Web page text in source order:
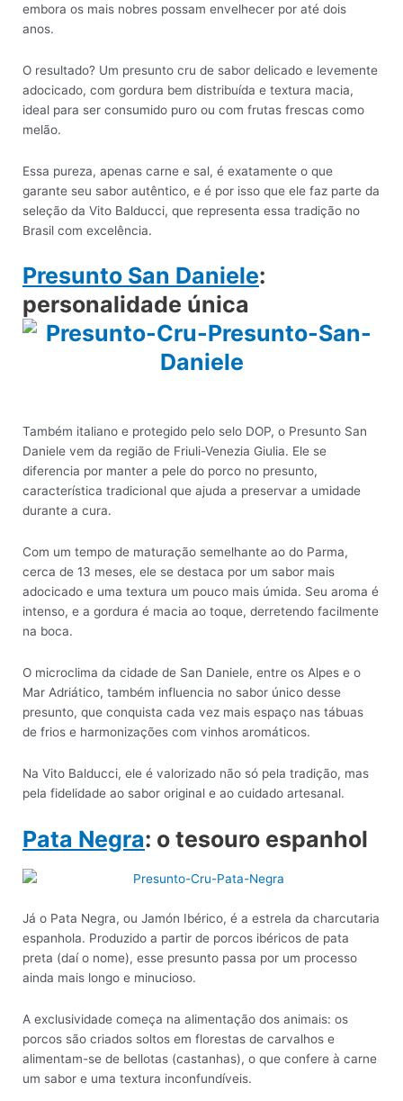
embora os mais nobres possam envelhecer por até dois
anos.
O resultado? Um presunto cru de sabor delicado e levemente
adocicado, com gordura bem distribuída e textura macia,
ideal para ser consumido puro ou com frutas frescas como
melão.
Essa pureza, apenas carne e sal, é exatamente o que
garante seu sabor autêntico, e é por isso que ele faz parte da
seleção da Vito Balducci, que representa essa tradição no
Brasil com excelência.
Presunto San Daniele:
personalidade única
Também italiano e protegido pelo selo DOP, o Presunto San
Daniele vem da região de Friuli-Venezia Giulia. Ele se
diferencia por manter a pele do porco no presunto,
característica tradicional que ajuda a preservar a umidade
durante a cura.
Com um tempo de maturação semelhante ao do Parma,
cerca de 13 meses, ele se destaca por um sabor mais
adocicado e uma textura um pouco mais úmida. Seu aroma é
intenso, e a gordura é macia ao toque, derretendo facilmente
na boca.
O microclima da cidade de San Daniele, entre os Alpes e o
Mar Adriático, também influencia no sabor único desse
presunto, que conquista cada vez mais espaço nas tábuas
de frios e harmonizações com vinhos aromáticos.
Na Vito Balducci, ele é valorizado não só pela tradição, mas
pela fidelidade ao sabor original e ao cuidado artesanal.
Pata Negra: o tesouro espanhol
Já o Pata Negra, ou Jamón Ibérico, é a estrela da charcutaria
espanhola. Produzido a partir de porcos ibéricos de pata
preta (daí o nome), esse presunto passa por um processo
ainda mais longo e minucioso.
A exclusividade começa na alimentação dos animais: os
porcos são criados soltos em florestas de carvalhos e
alimentam-se de bellotas (castanhas), o que confere à carne
um sabor e uma textura inconfundíveis.